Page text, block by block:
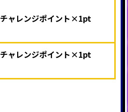
チャレンジポイント×1pt
チャレンジポイント×1pt